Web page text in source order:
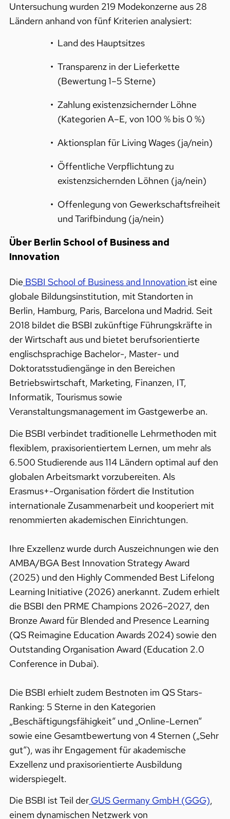
Untersuchung wurden 219 Modekonzerne aus 28
Ländern anhand von fünf Kriterien analysiert:
Land des Hauptsitzes
Transparenz in der Lieferkette
(Bewertung 1–5 Sterne)
Zahlung existenzsichernder Löhne
(Kategorien A–E, von 100 % bis 0 %)
Aktionsplan für Living Wages (ja/nein)
Öffentliche Verpflichtung zu
existenzsichernden Löhnen (ja/nein)
Offenlegung von Gewerkschaftsfreiheit
und Tarifbindung (ja/nein)
Über Berlin School of Business and
Innovation
DieBSBI School of Business and Innovation ist eine
globale Bildungsinstitution, mit Standorten in
Berlin, Hamburg, Paris, Barcelona und Madrid. Seit
2018 bildet die BSBI zukünftige Führungskräfte in
der Wirtschaft aus und bietet berufsorientierte
englischsprachige Bachelor-, Master- und
Doktoratsstudiengänge in den Bereichen
Betriebswirtschaft, Marketing, Finanzen, IT,
Informatik, Tourismus sowie
Veranstaltungsmanagement im Gastgewerbe an.
Die BSBI verbindet traditionelle Lehrmethoden mit
flexiblem, praxisorientiertem Lernen, um mehr als
6.500 Studierende aus 114 Ländern optimal auf den
globalen Arbeitsmarkt vorzubereiten. Als
Erasmus+-Organisation fördert die Institution
internationale Zusammenarbeit und kooperiert mit
renommierten akademischen Einrichtungen.
Ihre Exzellenz wurde durch Auszeichnungen wie den
AMBA/BGA Best Innovation Strategy Award
(2025) und den Highly Commended Best Lifelong
Learning Initiative (2026) anerkannt. Zudem erhielt
die BSBI den PRME Champions 2026–2027, den
Bronze Award für Blended and Presence Learning
(QS Reimagine Education Awards 2024) sowie den
Outstanding Organisation Award (Education 2.0
Conference in Dubai).
Die BSBI erhielt zudem Bestnoten im QS Stars-
Ranking: 5 Sterne in den Kategorien
„Beschäftigungsfähigkeit“ und „Online-Lernen“
sowie eine Gesamtbewertung von 4 Sternen („Sehr
gut“), was ihr Engagement für akademische
Exzellenz und praxisorientierte Ausbildung
widerspiegelt.
Die BSBI ist Teil derGUS Germany GmbH (GGG),
einem dynamischen Netzwerk von